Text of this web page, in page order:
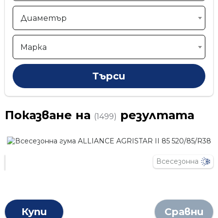
Диаметър
Марка
Показване на (1499) резултата
Всесезонна
Купи Сравни